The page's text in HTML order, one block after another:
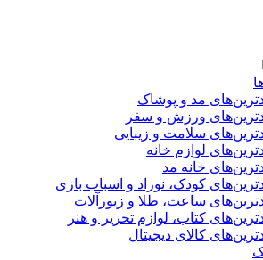
مد و پوشاک
ورزش و سفر
سلامت و زیبایی
لوازم خانه
خانه مد
کودک، نوزاد و اسباب بازی
ساعت، طلا و زیورآلات
کتاب، لوازم تحریر و هنر
کالای دیجیتال